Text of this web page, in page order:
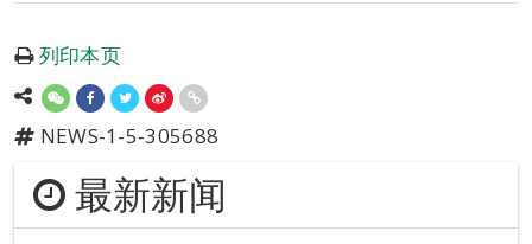
列印本页
NEWS-1-5-305688
最新新闻